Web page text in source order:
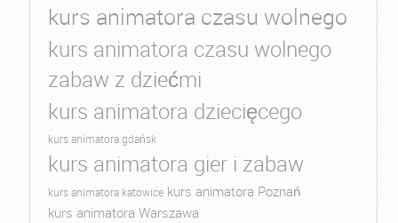
kurs animatora czasu wolnego
kurs animatora czasu wolnego
zabaw z dziećmi
kurs animatora dziecięcego
kurs animatora gdańsk
kurs animatora gier i zabaw
kurs animatora katowice kurs animatora Poznań
kurs animatora Warszawa